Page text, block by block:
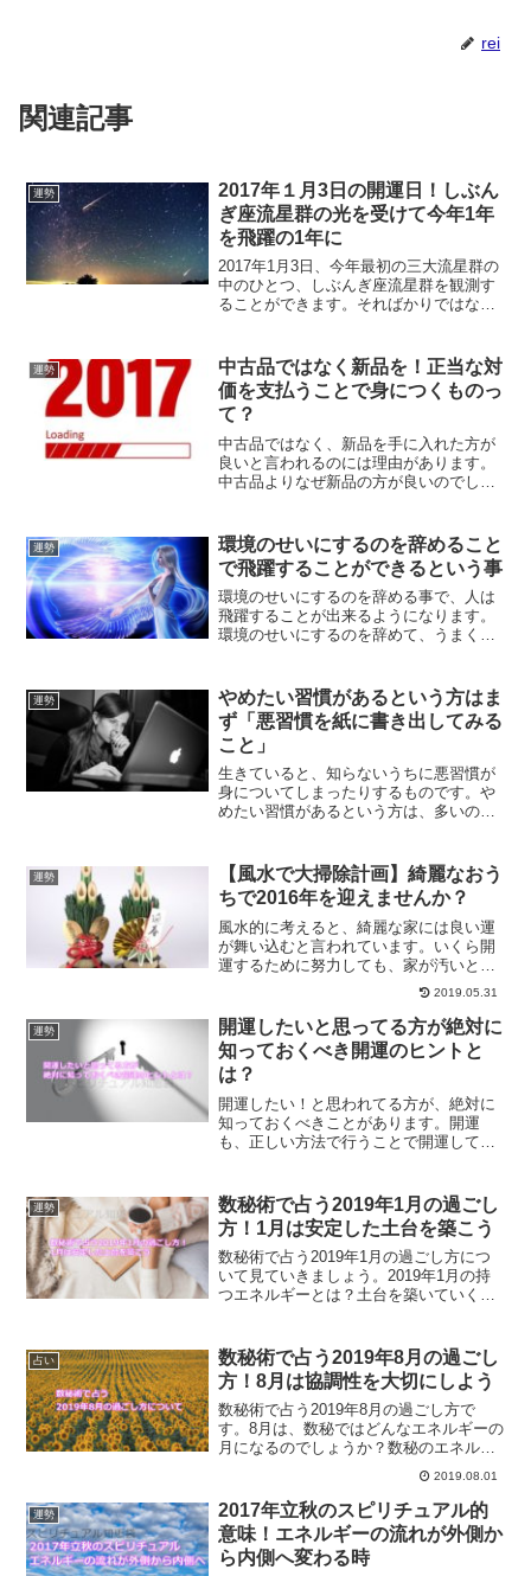
rei
関連記事
運勢
2017年１月3日の開運日！しぶん
ぎ座流星群の光を受けて今年1年
を飛躍の1年に
2017年1月3日、今年最初の三大流星群の
中のひとつ、しぶんぎ座流星群を観測す
ることができます。そればかりではな
2017年にしてみませんか？
運勢
中古品ではなく新品を！正当な対
価を支払うことで身につくものっ
て？
中古品ではなく、新品を手に入れた方が
良いと言われるのには理由があります。
中古品よりなぜ新品の方が良いのでしょ
ものを手に入れる時のことをご紹介して
いきます。
運勢
環境のせいにするのを辞めること
で飛躍することができるという事
環境のせいにするのを辞める事で、人は
飛躍することが出来るようになります。
環境のせいにするのを辞めて、うまくい
実現していくことが出来るようになって
いきます。
運勢
やめたい習慣があるという方はま
ず「悪習慣を紙に書き出してみる
こと」
生きていると、知らないうちに悪習慣が
身についてしまったりするものです。や
めたい習慣があるという方は、多いので
いてご紹介していきます。
運勢
【風水で大掃除計画】綺麗なおう
ちで2016年を迎えませんか？
風水的に考えると、綺麗な家には良い運
が舞い込むと言われています。いくら開
運するために努力しても、家が汚いと良
い運気を呼び込むこともできないので
す。大掃除が開運に繋がる理由を風水の
観点から解説していきます。
2019.05.31
運勢
開運したいと思ってる方が絶対に
知っておくべき開運のヒントと
は？
開運したい！と思われてる方が、絶対に
知っておくべきことがあります。開運
も、正しい方法で行うことで開運してい
運勢
数秘術で占う2019年1月の過ごし
方！1月は安定した土台を築こう
数秘術で占う2019年1月の過ごし方につ
いて見ていきましょう。2019年1月の持
つエネルギーとは？土台を築いていく１
占い
数秘術で占う2019年8月の過ごし
方！8月は協調性を大切にしよう
数秘術で占う2019年8月の過ごし方で
す。8月は、数秘ではどんなエネルギーの
月になるのでしょうか？数秘のエネルギ
ーに沿って行動していく事で、スムーズ
に過ごしていく方法をご紹介します。
2019.08.01
運勢
2017年立秋のスピリチュアル的
意味！エネルギーの流れが外側か
ら内側へ変わる時